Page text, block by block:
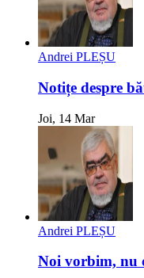
Andrei PLEȘU
Notițe despre
Joi, 14 Mar
Andrei PLEȘU
Noi vorbim, nu